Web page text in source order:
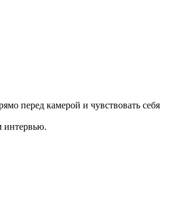
перед камерой и чувствовать себя
интервью.